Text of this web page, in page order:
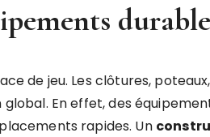
de jeu. Les clôtures,
En effet, des
rapides. Un